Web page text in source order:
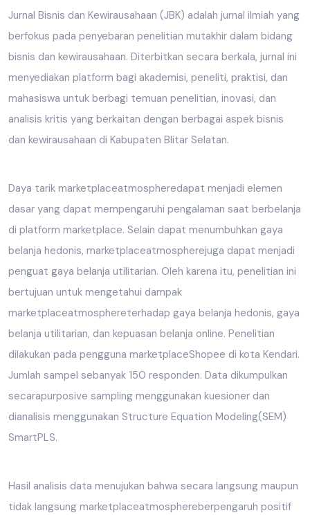
Jurnal Bisnis dan Kewirausahaan (JBK) adalah jurnal ilmiah yang
berfokus pada penyebaran penelitian mutakhir dalam bidang
bisnis dan kewirausahaan. Diterbitkan secara berkala, jurnal ini
menyediakan platform bagi akademisi, peneliti, praktisi, dan
mahasiswa untuk berbagi temuan penelitian, inovasi, dan
analisis kritis yang berkaitan dengan berbagai aspek bisnis
dan kewirausahaan di Kabupaten Blitar Selatan.
Daya tarik marketplaceatmospheredapat menjadi elemen
dasar yang dapat mempengaruhi pengalaman saat berbelanja
di platform marketplace. Selain dapat menumbuhkan gaya
belanja hedonis, marketplaceatmospherejuga dapat menjadi
penguat gaya belanja utilitarian. Oleh karena itu, penelitian ini
bertujuan untuk mengetahui dampak
marketplaceatmosphereterhadap gaya belanja hedonis, gaya
belanja utilitarian, dan kepuasan belanja online. Penelitian
dilakukan pada pengguna marketplaceShopee di kota Kendari.
Jumlah sampel sebanyak 150 responden. Data dikumpulkan
secarapurposive sampling menggunakan kuesioner dan
dianalisis menggunakan Structure Equation Modeling(SEM)
SmartPLS.
Hasil analisis data menujukan bahwa secara langsung maupun
tidak langsung marketplaceatmosphereberpengaruh positif